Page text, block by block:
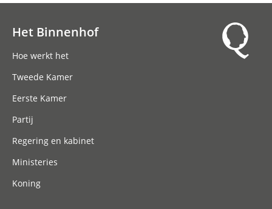
Het Binnenhof
Hoe werkt het
Tweede Kamer
Eerste Kamer
Partij
Regering en kabinet
Ministeries
Koning